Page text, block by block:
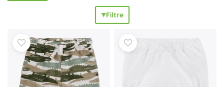
vrecká a rôzne dĺžky nohavíc podporia komfort pri pohybe.
jemné na dotyk
pot. Chlapčenské aj dievčenské kraťasy v širokej škále
veľkostí a farieb sadnú každej postave. Funkčné a
rýchloschnúce materiály
sa hodia na leto, pláž aj turistiku,
zatiaľ čoodolné švya pevné lemy zvládnu aj divokejšiu
hru.Jednoduchá údržbav práčke, stálofarebnosť a
životnosťpotešia pri každodennom nosení.
Filtre